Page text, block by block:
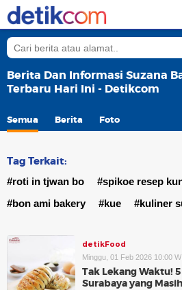
Berita Dan Informasi Suzana
Terbaru Hari Ini - Detikcom
Semua Berita Foto
Tag Terkait:
#roti in tjwan bo #spikoe resep
#bon ami bakery
#kue #kuliner
detikFood
Minggu, 01 Feb 2026 10:00
Tak Lekang Waktu!
Surabaya yang